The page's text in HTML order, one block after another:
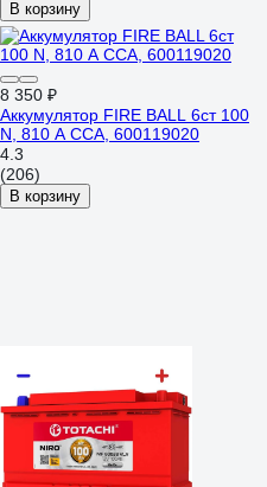
В корзину
8 350 ₽
Аккумулятор FIRE BALL 6ст 100
N, 810 А CCA, 600119020
4.3
(206)
В корзину